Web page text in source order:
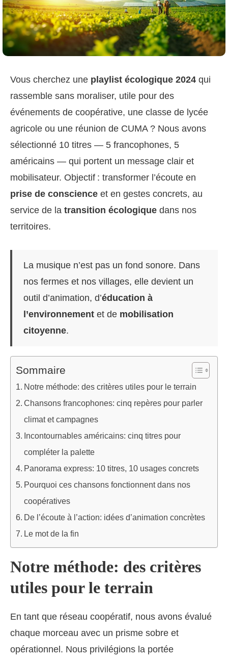
Vous cherchez une playlist écologique 2024 qui
rassemble sans moraliser, utile pour des
événements de coopérative, une classe de lycée
agricole ou une réunion de CUMA ? Nous avons
sélectionné 10 titres — 5 francophones, 5
américains — qui portent un message clair et
mobilisateur. Objectif : transformer l’écoute en
prise de conscience et en gestes concrets, au
service de la transition écologique dans nos
territoires.
La musique n’est pas un fond sonore. Dans
nos fermes et nos villages, elle devient un
outil d’animation, d’éducation à
l’environnement et de mobilisation
citoyenne.
Sommaire
Notre méthode: des critères utiles pour le terrain
Chansons francophones: cinq repères pour parler
climat et campagnes
Incontournables américains: cinq titres pour
compléter la palette
Panorama express: 10 titres, 10 usages concrets
Pourquoi ces chansons fonctionnent dans nos
coopératives
De l’écoute à l’action: idées d’animation concrètes
Le mot de la fin
Notre méthode: des critères
utiles pour le terrain
En tant que réseau coopératif, nous avons évalué
chaque morceau avec un prisme sobre et
opérationnel. Nous privilégions la portée